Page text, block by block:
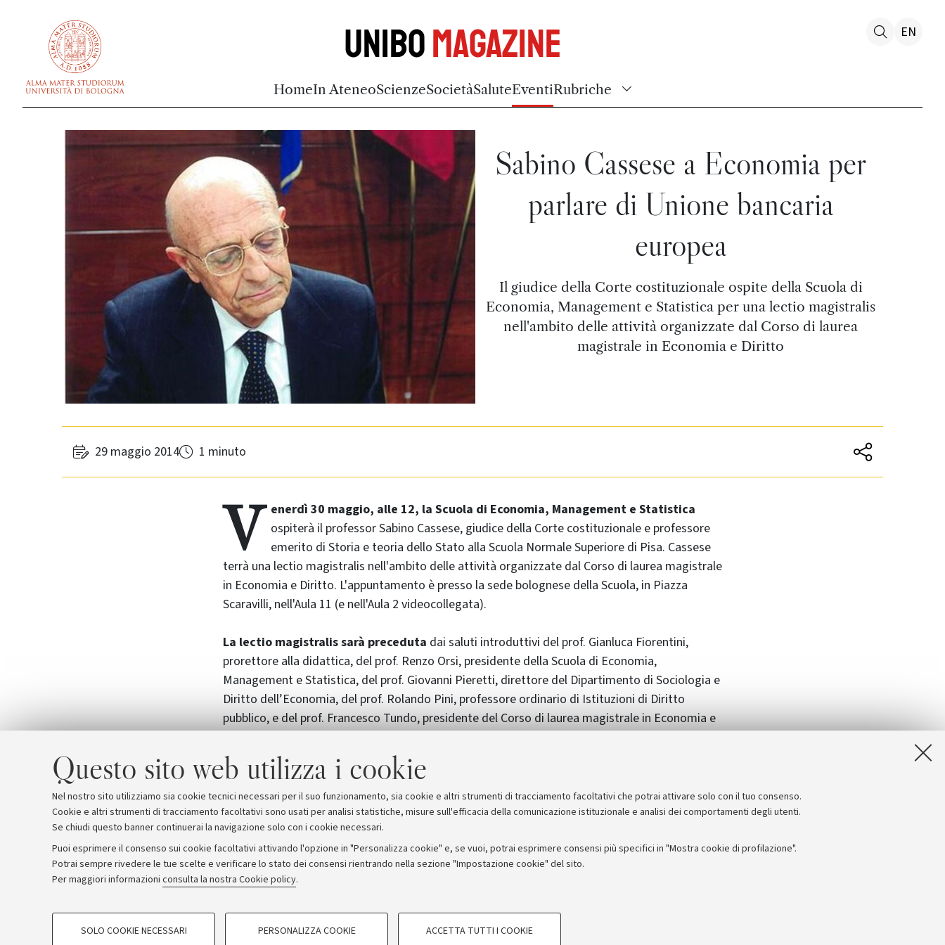
Questo sito web utilizza i cookie
Nel nostro sito utilizziamo sia cookie tecnici necessari per il suo funzionamento, sia cookie e altri strumenti di tracciamento facoltativi che potrai attivare solo con il tuo consenso.
Cookie e altri strumenti di tracciamento facoltativi sono usati per analisi statistiche, misure sull'efficacia della comunicazione istituzionale e analisi dei comportamenti degli utenti.
Se chiudi questo banner continuerai la navigazione solo con i cookie necessari.
Puoi esprimere il consenso sui cookie facoltativi attivando l'opzione in "Personalizza cookie" e, se vuoi, potrai esprimere consensi più specifici in "Mostra cookie di profilazione".
Potrai sempre rivedere le tue scelte e verificare lo stato dei consensi rientrando nella sezione "Impostazione cookie" del sito.
Per maggiori informazioni consulta la nostra Cookie policy.
COOKIE DI PROFILAZIONE - FACOLTATIVI COOKIE TECNICI - NECESSARI
SOLO COOKIE NECESSARI PERSONALIZZA COOKIE ACCETTA TUTTI I COOKIE
UniboMagazine
HomeIn AteneoScienzeSocietàSaluteEventiRubriche
EN
Sabino Cassese a Economia per
parlare di Unione bancaria
europea
Il giudice della Corte costituzionale ospite della Scuola di
Economia, Management e Statistica per una lectio magistralis
nell'ambito delle attività organizzate dal Corso di laurea
magistrale in Economia e Diritto
29 maggio 2014 1 minuto
V enerdì 30 maggio, alle 12, la Scuola di Economia, Management e Statistica
ospiterà il professor Sabino Cassese, giudice della Corte costituzionale e professore
emerito di Storia e teoria dello Stato alla Scuola Normale Superiore di Pisa. Cassese
terrà una lectio magistralis nell'ambito delle attività organizzate dal Corso di laurea magistrale
in Economia e Diritto. L'appuntamento è presso la sede bolognese della Scuola, in Piazza
Scaravilli, nell'Aula 11 (e nell'Aula 2 videocollegata).
La lectio magistralis sarà preceduta dai saluti introduttivi del prof. Gianluca Fiorentini,
prorettore alla didattica, del prof. Renzo Orsi, presidente della Scuola di Economia,
Management e Statistica, del prof. Giovanni Pieretti, direttore del Dipartimento di Sociologia e
Diritto dell’Economia, del prof. Rolando Pini, professore ordinario di Istituzioni di Diritto
pubblico, e del prof. Francesco Tundo, presidente del Corso di laurea magistrale in Economia e
Archivio Comunicati stampa Redazione Rassegna stampa
© Copyright 2026 - ALMA MATER STUDIORUM - Università di Bologna - Via Zamboni, 33 - 40126 Bologna - PI: 01131710376 - CF: 80007010376